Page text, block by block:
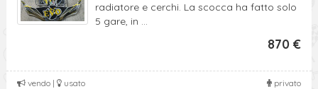
radiatore e cerchi. La scocca ha fatto solo
5 gare, in ...
870 €
privato
vendo | usato